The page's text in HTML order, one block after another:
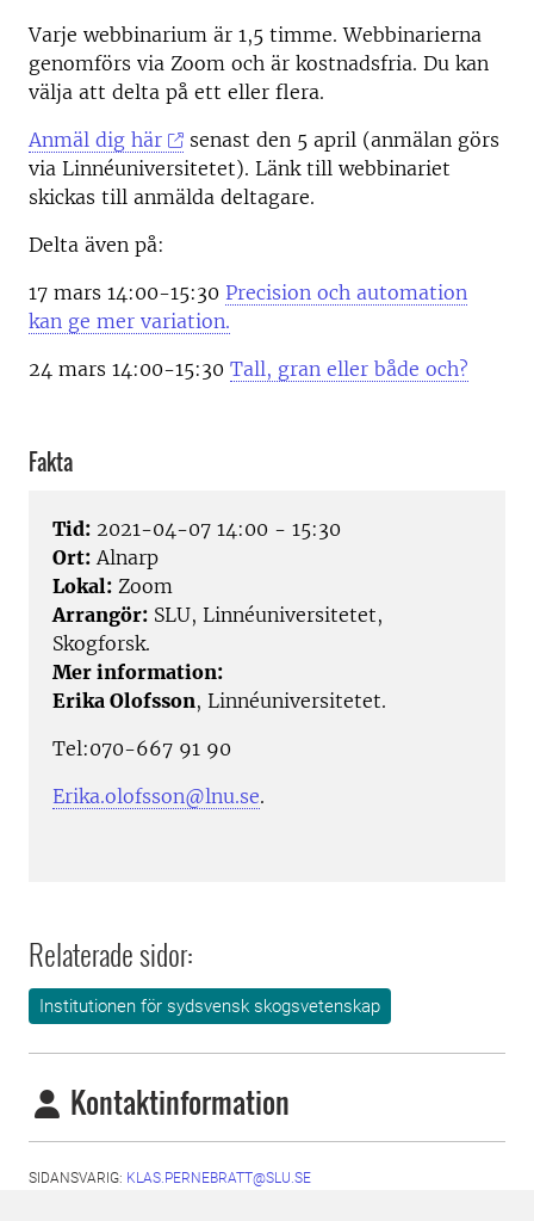
Varje webbinarium är 1,5 timme. Webbinarierna
genomförs via Zoom och är kostnadsfria. Du kan
välja att delta på ett eller flera.
Anmäl dig här
senast den 5 april (anmälan görs
via Linnéuniversitetet). Länk till webbinariet
skickas till anmälda deltagare.
Delta även på:
17 mars 14:00-15:30 Precision och automation
kan ge mer variation.
24 mars 14:00-15:30 Tall, gran eller både och?
Fakta
Tid: 2021-04-07 14:00 - 15:30
Ort: Alnarp
Lokal: Zoom
Arrangör: SLU, Linnéuniversitetet,
Skogforsk.
Mer information:
Erika Olofsson, Linnéuniversitetet.
Tel:070-667 91 90
Erika.olofsson@lnu.se.
Relaterade sidor:
Institutionen för sydsvensk skogsvetenskap
Kontaktinformation
SIDANSVARIG: KLAS.PERNEBRATT@SLU.SE